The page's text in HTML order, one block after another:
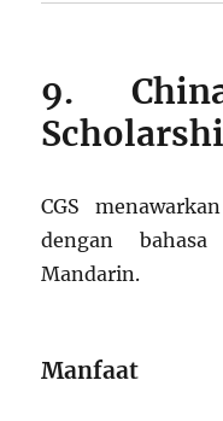
9.
CGS
dengan
Mandarin.
Manfaat